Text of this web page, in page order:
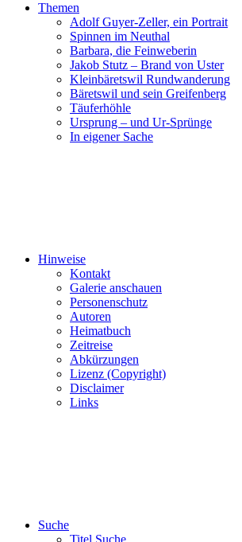
Themen
Adolf Guyer-Zeller, ein Portrait
Spinnen im Neuthal
Barbara, die Feinweberin
Jakob Stutz – Brand von Uster
Kleinbäretswil Rundwanderung
Bäretswil und sein Greifenberg
Täuferhöhle
Ursprung – und Ur-Sprünge
In eigener Sache
Hinweise
Kontakt
Galerie anschauen
Personenschutz
Autoren
Heimatbuch
Zeitreise
Abkürzungen
Lizenz (Copyright)
Disclaimer
Links
Suche
Titel Suche